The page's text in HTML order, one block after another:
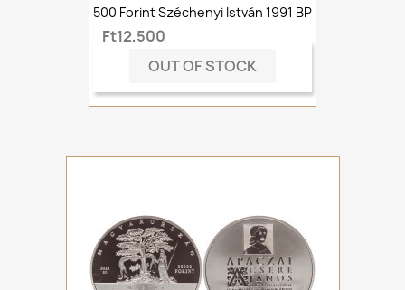
500 Forint Széchenyi István 1991 BP
Ft12,500
OUT OF STOCK